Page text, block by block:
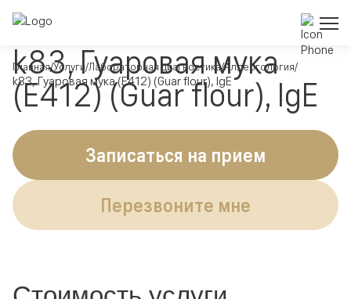
Главная Услуги Лабораторная диагностика Аллергология
k83, Гуаровая мука (Е412) (Guar flour), IgE
k83, Гуаровая мука
(Е412) (Guar flour), IgE
Записаться на прием
Перезвоните мне